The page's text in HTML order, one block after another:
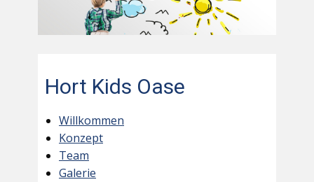
Hort Kids Oase
Willkommen
Konzept
Team
Galerie